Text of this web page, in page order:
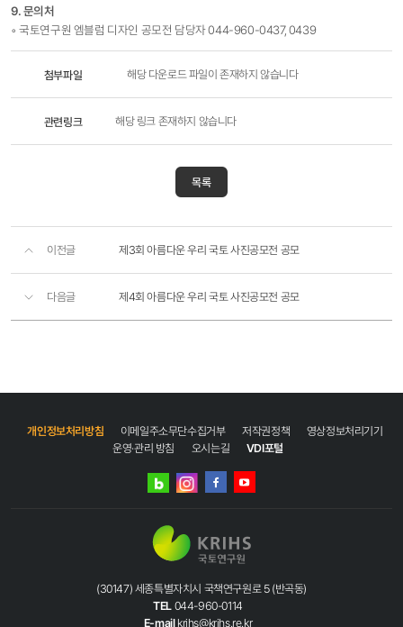
9. 문의처
◦ 국토연구원 엠블럼 디자인 공모전 담당자 044-960-0437, 0439​
첨부파일 해당 다운로드 파일이 존재하지 않습니다
관련링크 해당 링크 존재하지 않습니다
목록
이전글 제3회 아름다운 우리 국토 사진공모전 공모
다음글 제4회 아름다운 우리 국토 사진공모전 공모
개인정보처리방침 이메일주소무단수집거부 저작권정책
영상정보처리기기
운영·관리 방침
오시는길 VDI포털
네이버
인스타그램
(30147) 세종특별자치시 국책연구원로 5 (반곡동)
TEL 044-960-0114
E-mail krihs@krihs.re.kr